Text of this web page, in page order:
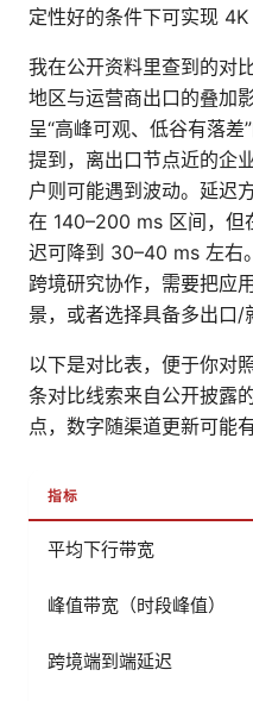
定性好的条件下可实现 4K
我在公开资料里查到的对
地区与运营商出口的叠加
呈“高峰可观、低谷有落
提到，离出口节点近的企
户则可能遇到波动。延迟
在 140–200 ms 区间，但
迟可降到 30–40 ms 左右
跨境研究协作，需要把应
景，或者选择具备多出口/
以下是对比表，便于你对
条对比线索来自公开披露
点，数字随渠道更新可能有
指标
平均下行带宽
峰值带宽（时段峰值）
跨境端到端延迟